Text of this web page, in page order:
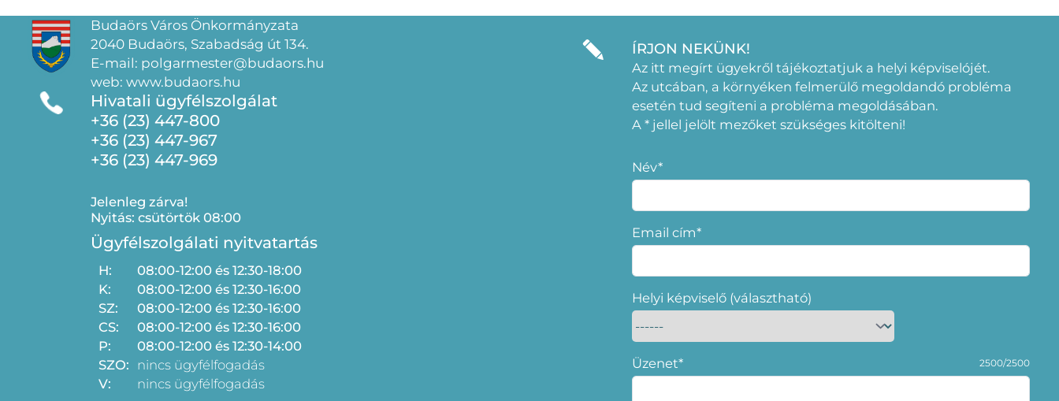
Budaörs Város Önkormányzata
2040 Budaörs, Szabadság út 134.
E-mail: polgarmester@budaors.hu
web: www.budaors.hu
Hivatali ügyfélszolgálat
+36 (23) 447-800
+36 (23) 447-967
+36 (23) 447-969
Jelenleg zárva!
Nyitás: csütörtök 08:00
Ügyfélszolgálati nyitvatartás
H:
08:00-12:00 és 12:30-18:00
K:
08:00-12:00 és 12:30-16:00
SZ:
08:00-12:00 és 12:30-16:00
CS:
08:00-12:00 és 12:30-16:00
P:
08:00-12:00 és 12:30-14:00
SZO: nincs ügyfélfogadás
V:
nincs ügyfélfogadás
ÍRJON NEKÜNK!
Az itt megírt ügyekről tájékoztatjuk a helyi képviselójét.
Az utcában, a környéken felmerülő megoldandó probléma
esetén tud segíteni a probléma megoldásában.
A * jellel jelölt mezőket szükséges kitölteni!
Név*
Email cím*
Helyi képviselő (választható)
Üzenet* 2500/2500